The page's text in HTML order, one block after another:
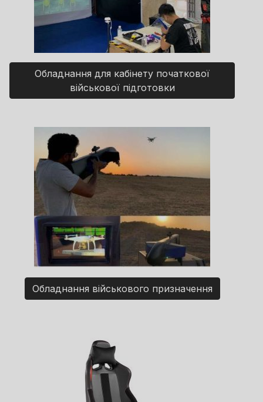
Обладнання для кабінету початкової
військової підготовки
Обладнання військового призначення